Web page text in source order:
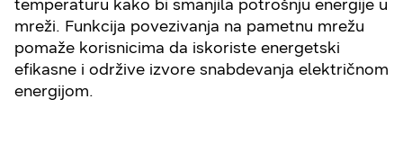
temperaturu kako bi smanjila potrošnju energije u
mreži. Funkcija povezivanja na pametnu mrežu
pomaže korisnicima da iskoriste energetski
efikasne i održive izvore snabdevanja električnom
energijom.